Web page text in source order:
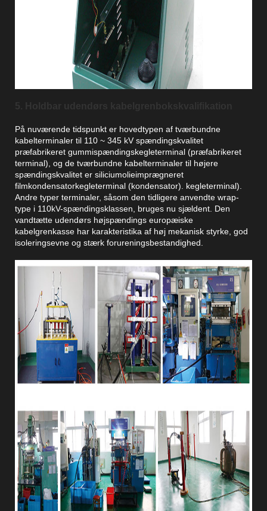
På nuværende tidspunkt er hovedtypen af ​​tværbundne
kabelterminaler til 110 ~ 345 kV spændingskvalitet
præfabrikeret gummispændingskegleterminal (præfabrikeret
terminal), og de tværbundne kabelterminaler til højere
spændingskvalitet er siliciumolieimprægneret
filmkondensatorkegleterminal (kondensator). kegleterminal).
Andre typer terminaler, såsom den tidligere anvendte wrap-
type i 110kV-spændingsklassen, bruges nu sjældent. Den
vandtætte udendørs højspændings europæiske
kabelgrenkasse har karakteristika af høj mekanisk styrke, god
isoleringsevne og stærk forureningsbestandighed.